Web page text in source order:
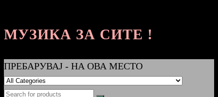
МУЗИКА ЗА СИТЕ !
ПРЕБАРУВАЈ - НА ОВА МЕСТО